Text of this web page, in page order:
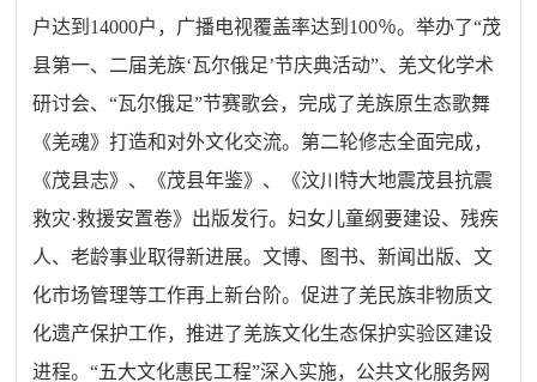
户达到14000户，广播电视覆盖率达到100％。举办了“茂
县第一、二届羌族‘瓦尔俄足’节庆典活动”、羌文化学术
研讨会、“瓦尔俄足”节赛歌会，完成了羌族原生态歌舞
《羌魂》打造和对外文化交流。第二轮修志全面完成，
《茂县志》、《茂县年鉴》、《汶川特大地震茂县抗震
救灾·救援安置卷》出版发行。妇女儿童纲要建设、残疾
人、老龄事业取得新进展。文博、图书、新闻出版、文
化市场管理等工作再上新台阶。促进了羌民族非物质文
化遗产保护工作，推进了羌族文化生态保护实验区建设
进程。“五大文化惠民工程”深入实施，公共文化服务网